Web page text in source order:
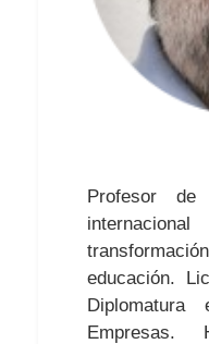
Profesor de
educación.
Empresas.